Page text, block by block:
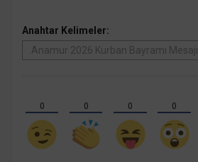
Anahtar Kelimeler:
Anamur 2026 Kurban Bayramı Mesajı
0 0 0 0